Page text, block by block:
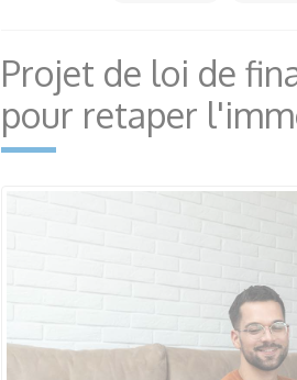
Projet de loi de
pour retaper